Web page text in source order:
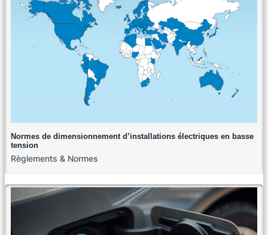
Normes de dimensionnement d’installations électriques en basse
tension
Règlements & Normes